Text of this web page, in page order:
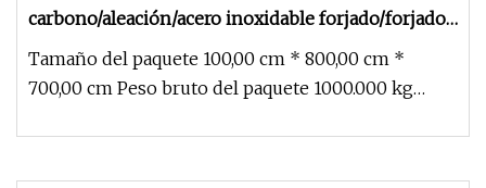
carbono/aleación/acero inoxidable forjado/forjado
en ingeniería y maquinaria de
construcción/maquinaria
maquinaria
Tamaño del paquete 100,00 cm * 800,00 cm *
700,00 cm Peso bruto del paquete 1000.000 kg